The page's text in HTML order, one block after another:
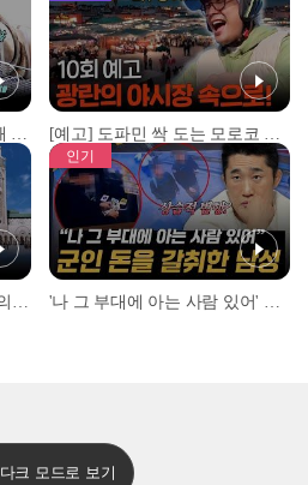
[예고] 덴마크 집에서 OO이 왜 나와...? 이상할 정도로 한국을 사랑하는 우리 형을 제보합니다! [예고] 도파민 싹 도는 모로코 야시장 투어!
인기
다크 모드로 보기